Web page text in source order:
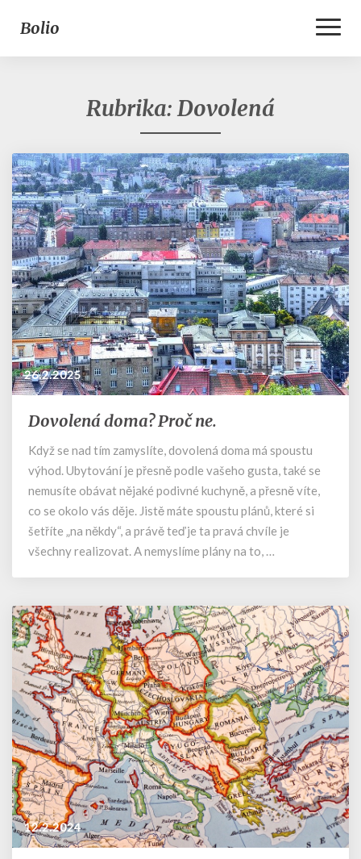
Bolio
Rubrika:Dovolená
26.2.2025
Dovolená
Proč
ne.
Dovolená doma? Proč ne.
Když se nad tím zamyslíte, dovolená doma má spoustu
výhod. Ubytování je přesně podle vašeho gusta, také se
nemusíte obávat nějaké podivné kuchyně, a přesně víte,
co se okolo vás děje. Jistě máte spoustu plánů, které si
šetříte „na někdy“, a právě teď je ta pravá chvíle je
všechny realizovat. A nemyslíme plány na to, …
12.2.2024